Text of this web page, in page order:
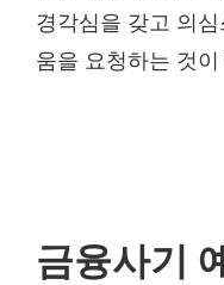
경각심을 갖고 의
움을 요청하는 것
금융사기